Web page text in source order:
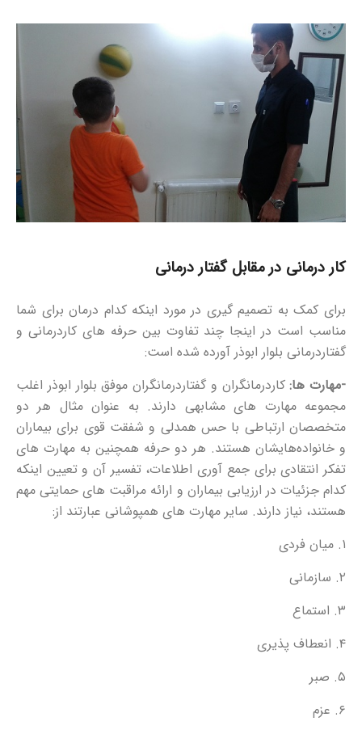
کار درمانی در مقابل گفتار درمانی
برای کمک به تصمیم گیری در مورد اینکه کدام درمان برای شما
مناسب است در اینجا چند تفاوت بین حرفه های کاردرمانی و
گفتاردرمانی بلوار ابوذر آورده شده است:
-مهارت ها:کاردرمانگران و گفتاردرمانگران موفق بلوار ابوذر اغلب
مجموعه مهارت های مشابهی دارند. به عنوان مثال هر دو
متخصصان ارتباطی با حس همدلی و شفقت قوی برای بیماران
و خانواده‌هایشان هستند. هر دو حرفه همچنین به مهارت های
تفکر انتقادی برای جمع آوری اطلاعات، تفسیر آن و تعیین اینکه
کدام جزئیات در ارزیابی بیماران و ارائه مراقبت های حمایتی مهم
هستند، نیاز دارند. سایر مهارت های همپوشانی عبارتند از:
۱. میان فردی
۲. سازمانی
۳. استماع
۴. انعطاف پذیری
۵. صبر
۶. عزم